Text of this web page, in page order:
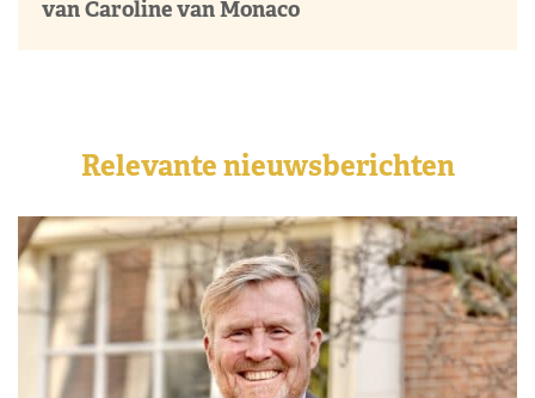
van Caroline van Monaco
Relevante nieuwsberichten